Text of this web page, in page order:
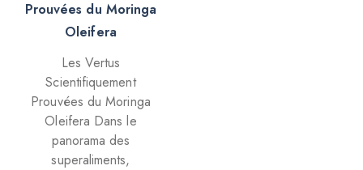
Prouvées du Moringa
Oleifera
Les Vertus
Scientifiquement
Prouvées du Moringa
Oleifera Dans le
panorama des
superaliments,